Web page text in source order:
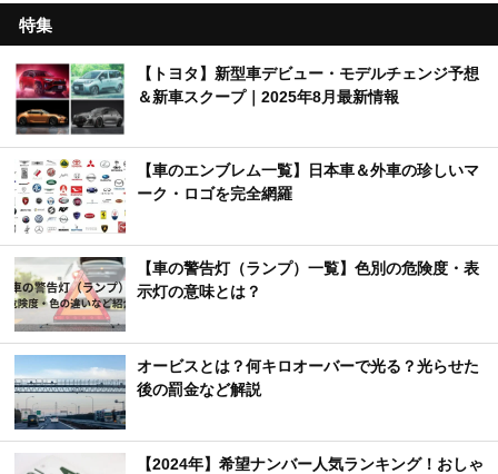
特集
【トヨタ】新型車デビュー・モデルチェンジ予想
＆新車スクープ｜2025年8月最新情報
【車のエンブレム一覧】日本車＆外車の珍しいマ
ーク・ロゴを完全網羅
【車の警告灯（ランプ）一覧】色別の危険度・表
示灯の意味とは？
オービスとは？何キロオーバーで光る？光らせた
後の罰金など解説
【2024年】希望ナンバー人気ランキング！おしゃ